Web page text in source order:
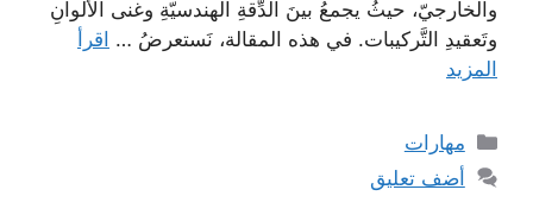
والخارجيّ، حيثُ يجمعُ بينَ الدِّقةِ الهندسيّةِ وغنى الألوانِ
وتَعقيدِ التَّركيبات. في هذه المقالة، نَستعرضُ … اقرأ
المزيد
التصنيفات
مهارات
أضف تعليق